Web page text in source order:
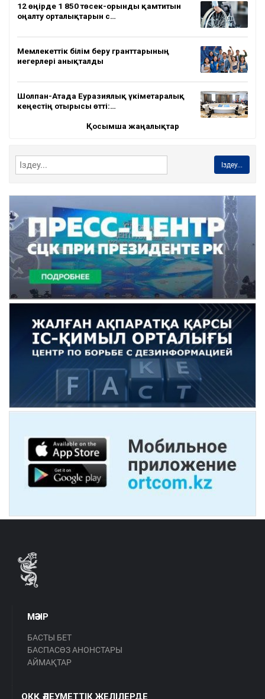
12 өңірде 1 850 төсек-орынды қамтитын
оңалту орталықтарын с…
Мемлекеттік білім беру гранттарының
иегерлері анықталды
Шолпан-Атада Еуразиялық үкіметаралық
кеңестің отырысы өтті:…
Қосымша жаңалықтар
Іздеу...
МӘЗІР
БАСТЫ БЕТ
БАСПАСӨЗ АНОНСТАРЫ
АЙМАҚТАР
ОКҚ ӘЛЕУМЕТТІК ЖЕЛІЛЕРДЕ